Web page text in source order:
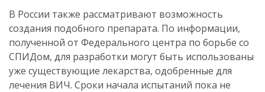
В России также рассматривают возможность
создания подобного препарата. По информации,
полученной от Федерального центра по борьбе со
СПИДом, для разработки могут быть использованы
уже существующие лекарства, одобренные для
лечения ВИЧ. Сроки начала испытаний пока не